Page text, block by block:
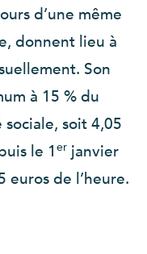
d’une même
donnent lieu à
Son
à 15 % du
soit 4,05
le 1 er janvier
euros de l’heure.